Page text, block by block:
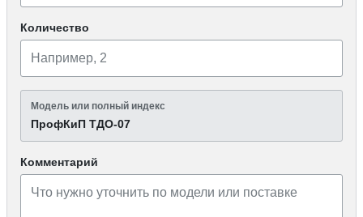
Количество
Модель или полный индекс
ПрофКиП ТДО-07
Комментарий